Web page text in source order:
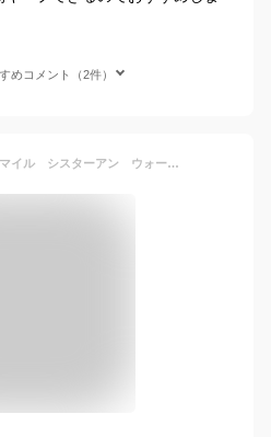
めコメント（2件）
【定形外郵便】サン・スマイル シスターアン ウォータープルーフペンシルアイライナー 08マットブラウン＜アイライナー＞【★】